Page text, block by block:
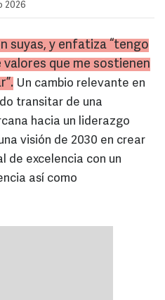
2026
suyas, y enfatiza “tengo
que me sostienen
Un cambio relevante en
transitar de una
hacia un liderazgo
visión de 2030 en crear
de excelencia con un
así como